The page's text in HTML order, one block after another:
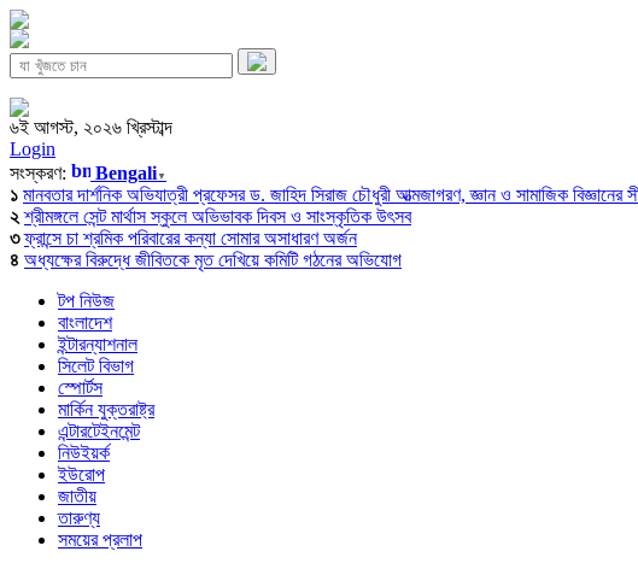
৬ই আগস্ট, ২০২৬ খ্রিস্টাব্দ
Login
সংস্করণ:
Bengali▼
১ মানবতার দার্শনিক অভিযাত্রী প্রফেসর ড. জাহিদ সিরাজ চৌধুরী আত্মজাগরণ, জ্ঞান ও সামাজিক বিজ্ঞানের
২ শ্রীমঙ্গলে সেন্ট মার্থাস স্কুলে অভিভাবক দিবস ও সাংস্কৃতিক উৎসব
৩ ফ্রান্সে চা শ্রমিক পরিবারের কন্যা সোমার অসাধারণ অর্জন
৪ অধ্যক্ষের বিরুদ্ধে জীবিতকে মৃত দেখিয়ে কমিটি গঠনের অভিযোগ
টপ নিউজ
বাংলাদেশ
ইন্টারন্যাশনাল
সিলেট বিভাগ
স্পোর্টস
মার্কিন যুক্তরাষ্ট্র
এন্টারটেইনমেন্ট
নিউইয়র্ক
ইউরোপ
জাতীয়
তারুণ্য
সময়ের প্রলাপ